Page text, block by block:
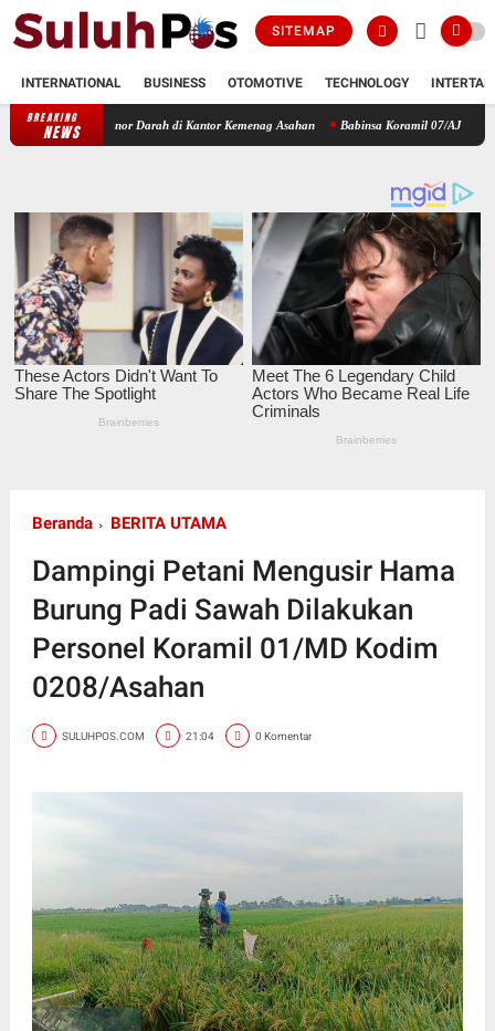
SITEMAP
INTERNATIONAL BUSINESS OTOMOTIVE TECHNOLOGY
BREAKING
NEWS
Donor Darah di Kantor Kemenag Asahan Babinsa Koramil 07/AJ Kodim 0208/Asahan
Beranda BERITA UTAMA
Dampingi Petani Mengusir Hama
Burung Padi Sawah Dilakukan
Personel Koramil 01/MD Kodim
0208/Asahan
SULUHPOS.COM 21:04 0 Komentar